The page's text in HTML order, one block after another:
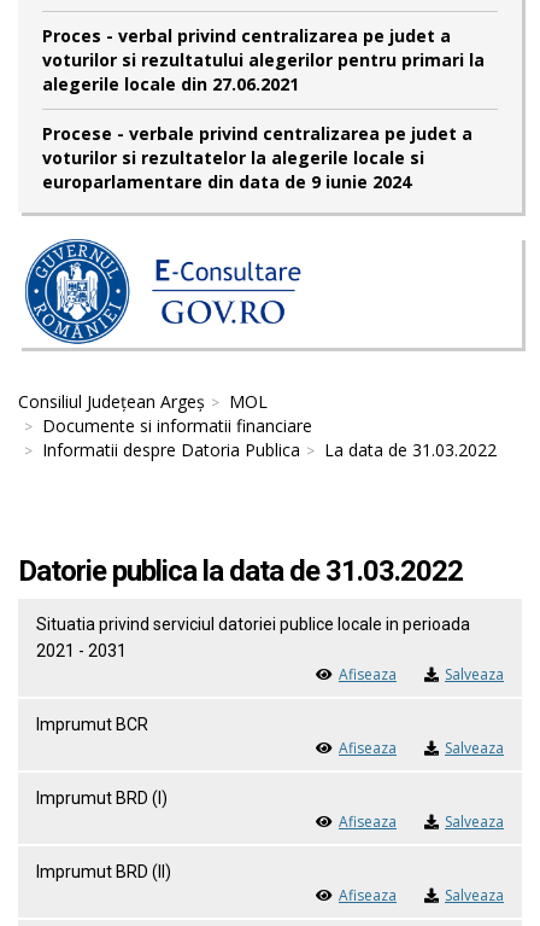
Proces - verbal privind centralizarea pe judet a
voturilor si rezultatului alegerilor pentru primari la
alegerile locale din 27.06.2021
Procese - verbale privind centralizarea pe judet a
voturilor si rezultatelor la alegerile locale si
europarlamentare din data de 9 iunie 2024
Consiliul Județean Argeș
MOL
Documente si informatii financiare
Informatii despre Datoria Publica
La data de 31.03.2022
Datorie publica la data de 31.03.2022
Situatia privind serviciul datoriei publice locale in perioada
2021 - 2031
Afiseaza Salveaza
Imprumut BCR
Afiseaza Salveaza
Imprumut BRD (I)
Afiseaza Salveaza
Imprumut BRD (II)
Afiseaza Salveaza